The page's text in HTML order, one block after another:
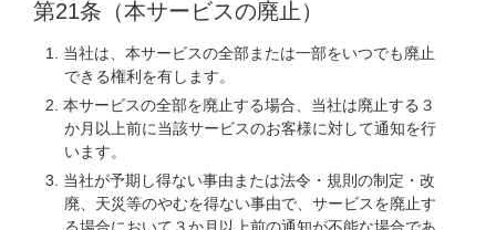
第21条（本サービスの廃止）
当社は、本サービスの全部または一部をいつでも廃止
できる権利を有します。
本サービスの全部を廃止する場合、当社は廃止する３
か月以上前に当該サービスのお客様に対して通知を行
います。
当社が予期し得ない事由または法令・規則の制定・改
廃、天災等のやむを得ない事由で、サービスを廃止す